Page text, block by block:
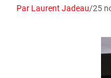
Par Laurent Jadeau/25